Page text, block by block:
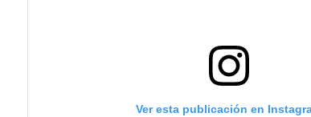
Ver esta publicación en